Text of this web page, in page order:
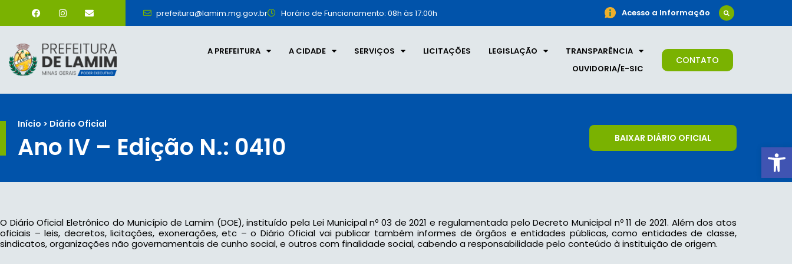
prefeitura@lamim.mg.gov.br Horário de Funcionamento: 08h às 17:00h Acesso a Informação
A PREFEITURA A CIDADE SERVIÇOS LICITAÇÕES LEGISLAÇÃO
TRANSPARÊNCIA
OUVIDORIA/E-SIC
CONTATO
Início > Diário Oficial
Ano IV – Edição N.: 0410 BAIXAR DIÁRIO OFICIAL
O Diário Oficial Eletrônico do Município de Lamim (DOE), instituído pela Lei Municipal nº 03 de 2021 e regulamentada pelo Decreto Municipal nº 11 de 2021. Além dos atos
oficiais – leis, decretos, licitações, exonerações, etc – o Diário Oficial vai publicar também informes de órgãos e entidades públicas, como entidades de classe,
sindicatos, organizações não governamentais de cunho social, e outros com finalidade social, cabendo a responsabilidade pelo conteúdo à instituição de origem.